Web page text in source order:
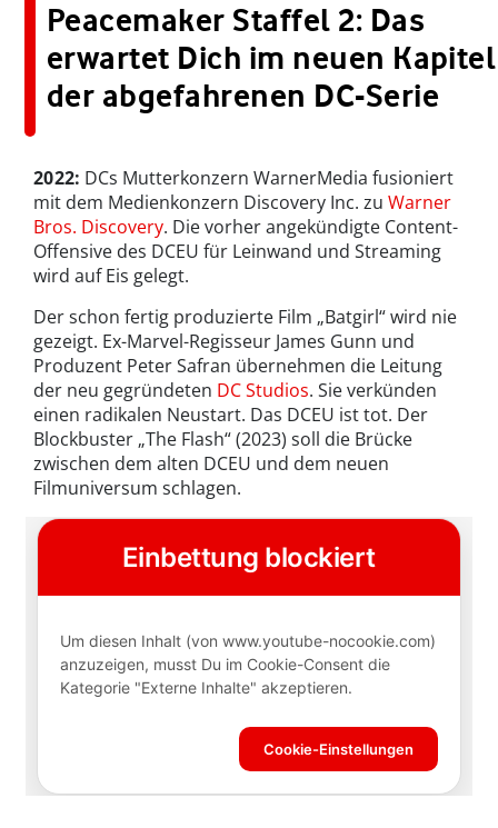
Peacemaker Staffel 2: Das
erwartet Dich im neuen Kapitel
der abgefahrenen DC-Serie
2022: DCs Mutterkonzern WarnerMedia fusioniert
mit dem Medienkonzern Discovery Inc. zu Warner
Bros. Discovery. Die vorher angekündigte Content-
Offensive des DCEU für Leinwand und Streaming
wird auf Eis gelegt.
Der schon fertig produzierte Film „Batgirl“ wird nie
gezeigt. Ex-Marvel-Regisseur James Gunn und
Produzent Peter Safran übernehmen die Leitung
der neu gegründeten DC Studios. Sie verkünden
einen radikalen Neustart. Das DCEU ist tot. Der
Blockbuster „The Flash“ (2023) soll die Brücke
zwischen dem alten DCEU und dem neuen
Filmuniversum schlagen.